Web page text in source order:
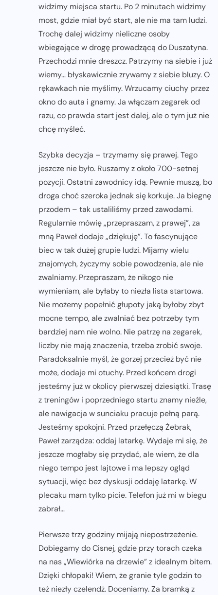
widzimy miejsca startu. Po 2 minutach widzimy
most, gdzie miał być start, ale nie ma tam ludzi.
Trochę dalej widzimy nieliczne osoby
wbiegające w drogę prowadzącą do Duszatyna.
Przechodzi mnie dreszcz. Patrzymy na siebie i już
wiemy… błyskawicznie zrywamy z siebie bluzy. O
rękawkach nie myślimy. Wrzucamy ciuchy przez
okno do auta i gnamy. Ja włączam zegarek od
razu, co prawda start jest dalej, ale o tym już nie
chcę myśleć.
Szybka decyzja – trzymamy się prawej. Tego
jeszcze nie było. Ruszamy z około 700-setnej
pozycji. Ostatni zawodnicy idą. Pewnie muszą, bo
droga choć szeroka jednak się korkuje. Ja biegnę
przodem – tak ustaliliśmy przed zawodami.
Regularnie mówię „przepraszam, z prawej”, za
mną Paweł dodaje „dziękuję”. To fascynujące
biec w tak dużej grupie ludzi. Mijamy wielu
znajomych, życzymy sobie powodzenia, ale nie
zwalniamy. Przepraszam, że nikogo nie
wymieniam, ale byłaby to niezła lista startowa.
Nie możemy popełnić głupoty jaką byłoby zbyt
mocne tempo, ale zwalniać bez potrzeby tym
bardziej nam nie wolno. Nie patrzę na zegarek,
liczby nie mają znaczenia, trzeba zrobić swoje.
Paradoksalnie myśl, że gorzej przecież być nie
może, dodaje mi otuchy. Przed końcem drogi
jesteśmy już w okolicy pierwszej dziesiątki. Trasę
z treningów i poprzedniego startu znamy nieźle,
ale nawigacja w sunciaku pracuje pełną parą.
Jesteśmy spokojni. Przed przełęczą Żebrak,
Paweł zarządza: oddaj latarkę. Wydaje mi się, że
jeszcze mogłaby się przydać, ale wiem, że dla
niego tempo jest lajtowe i ma lepszy ogląd
sytuacji, więc bez dyskusji oddaję latarkę. W
plecaku mam tylko picie. Telefon już mi w biegu
zabrał…
Pierwsze trzy godziny mijają niepostrzeżenie.
Dobiegamy do Cisnej, gdzie przy torach czeka
na nas „Wiewiórka na drzewie” z idealnym bitem.
Dzięki chłopaki! Wiem, że granie tyle godzin to
też niezły czelendż. Doceniamy. Za bramką z